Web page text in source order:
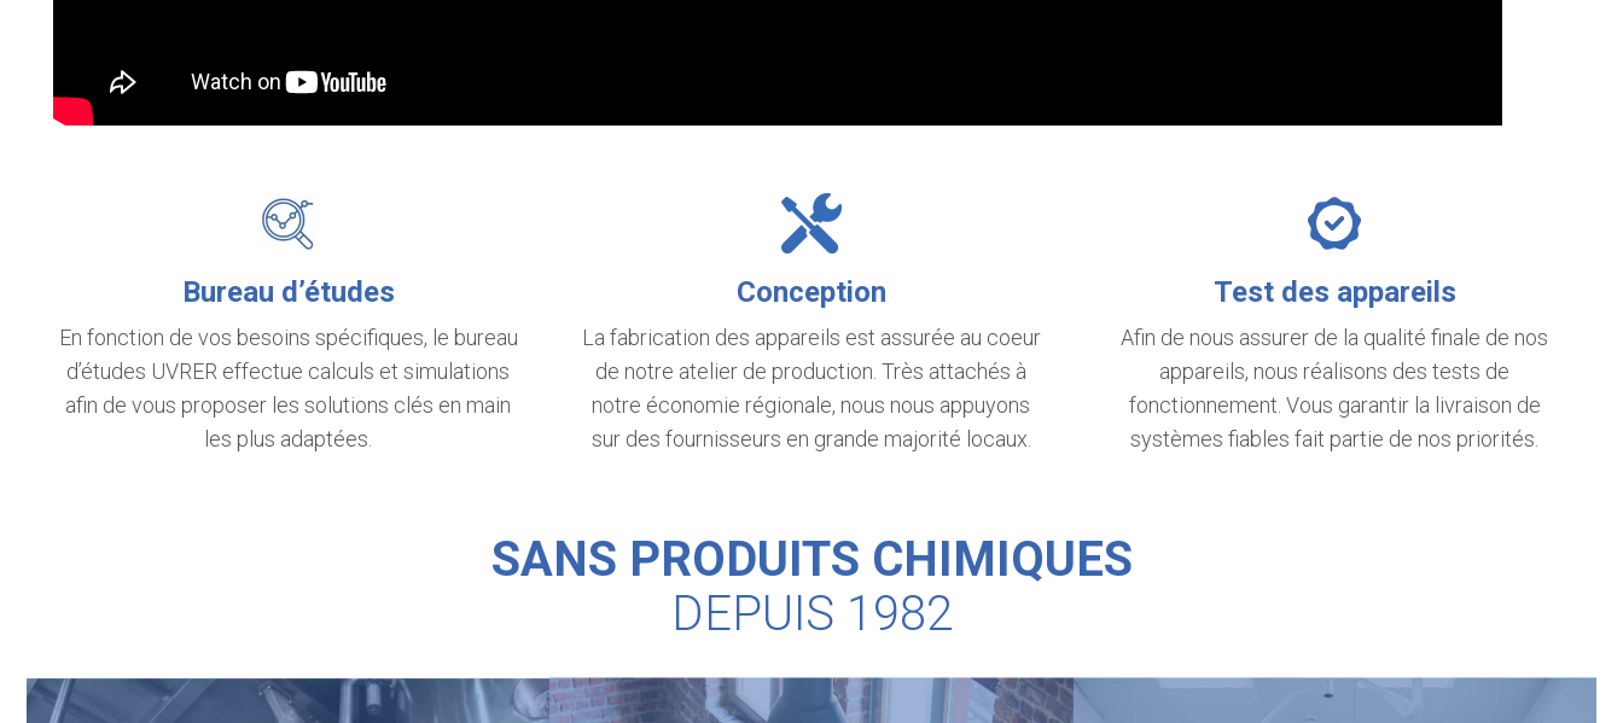
Bureau d’études
En fonction de vos besoins spécifiques, le bureau
d’études UVRER effectue calculs et simulations
afin de vous proposer les solutions clés en main
les plus adaptées.
Conception
La fabrication des appareils est assurée au coeur
de notre atelier de production. Très attachés à
notre économie régionale, nous nous appuyons
sur des fournisseurs en grande majorité locaux.
Test des appareils
Afin de nous assurer de la qualité finale de nos
appareils, nous réalisons des tests de
fonctionnement. Vous garantir la livraison de
systèmes fiables fait partie de nos priorités.
SANS PRODUITS CHIMIQUES
DEPUIS 1982